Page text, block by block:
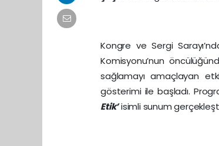
Kongre ve Sergi
Komisyonu’nun
sağlamayı amaçlayan
gösterimi ile başladı.
Etik’isimli sunum